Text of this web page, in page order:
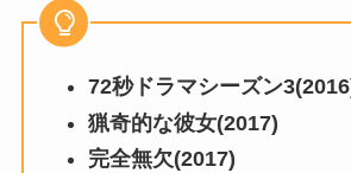
72秒ドラマシーズン
猟奇的な彼女(2017)
完全無欠(2017)